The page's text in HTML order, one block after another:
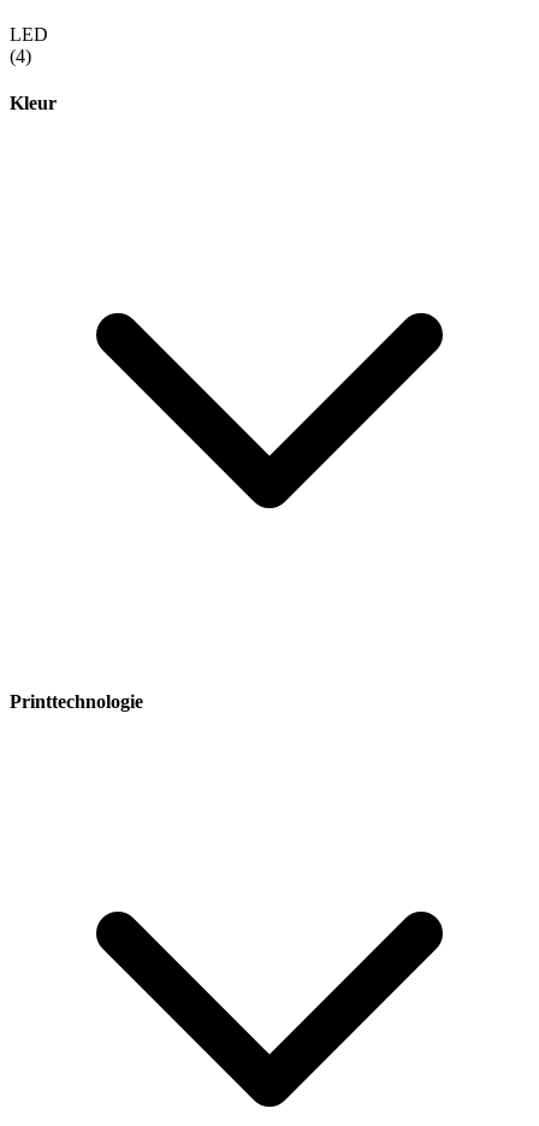
LED
(4)
Kleur
Printtechnologie